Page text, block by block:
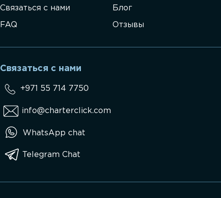
Связаться с нами Блог
FAQ Отзывы
Связаться с нами
+971 55 714 7750
info@charterclick.com
WhatsApp chat
Telegram Chat